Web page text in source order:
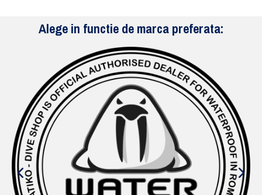
Alege in functie de marca preferata: